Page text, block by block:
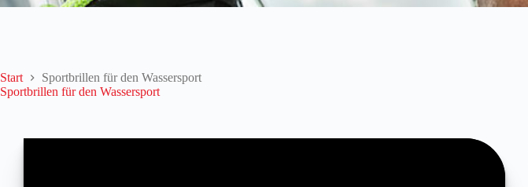
Start
Sportbrillen für den Wassersport
Sportbrillen für den Wassersport